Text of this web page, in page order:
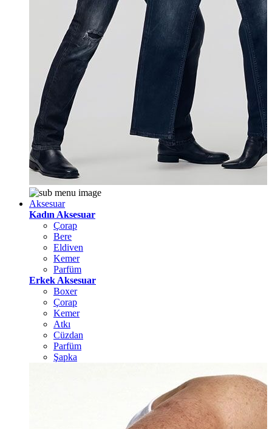
Aksesuar
Kadın Aksesuar
Çorap
Bere
Eldiven
Kemer
Parfüm
Erkek Aksesuar
Boxer
Çorap
Kemer
Atkı
Cüzdan
Parfüm
Şapka